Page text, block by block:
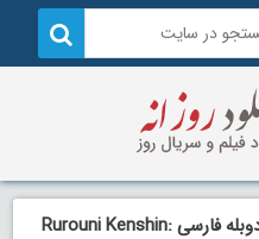
دانلود فیلم شمشیرزن دوره گرد 3 دوبله فارسی Rurouni Kenshin: